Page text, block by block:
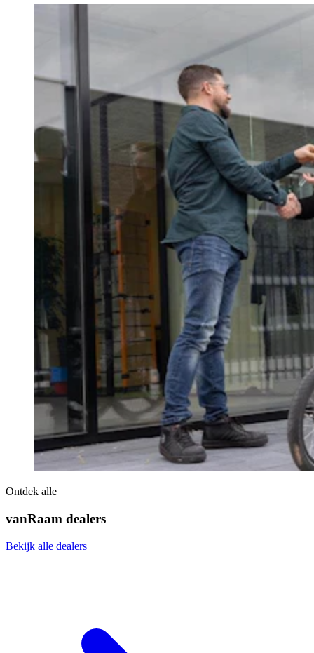
Ontdek alle
vanRaam dealers
Bekijk alle dealers